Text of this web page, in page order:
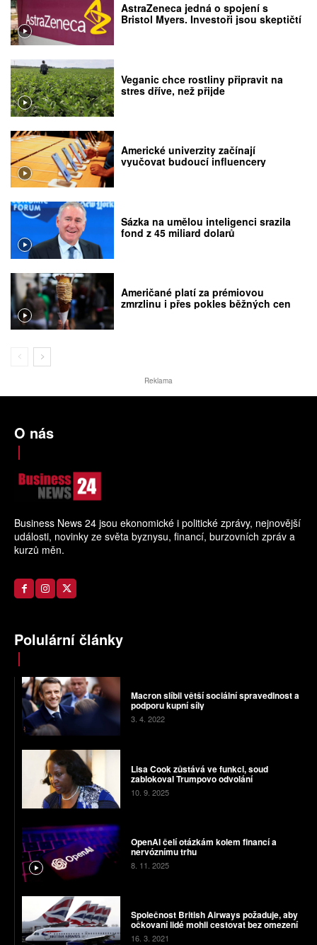
AstraZeneca jedná o spojení s
Bristol Myers. Investoři jsou skeptičtí
Veganic chce rostliny připravit na
stres dříve, než přijde
Americké univerzity začínají
vyučovat budoucí influencery
Sázka na umělou inteligenci srazila
fond z 45 miliard dolarů
Američané platí za prémiovou
zmrzlinu i přes pokles běžných cen
Reklama
O nás
Business News 24 jsou ekonomické i politické zprávy, nejnovější
události, novinky ze světa byznysu, financí, burzovních zpráv a
kurzů měn.
Polulární články
Macron slíbil větší sociální spravedlnost a
podporu kupní síly
3. 4. 2022
Lisa Cook zůstává ve funkci, soud
zablokoval Trumpovo odvolání
10. 9. 2025
OpenAI čelí otázkám kolem financí a
nervóznímu trhu
8. 11. 2025
Společnost British Airways požaduje, aby
očkovaní lidé mohli cestovat bez omezení
16. 3. 2021